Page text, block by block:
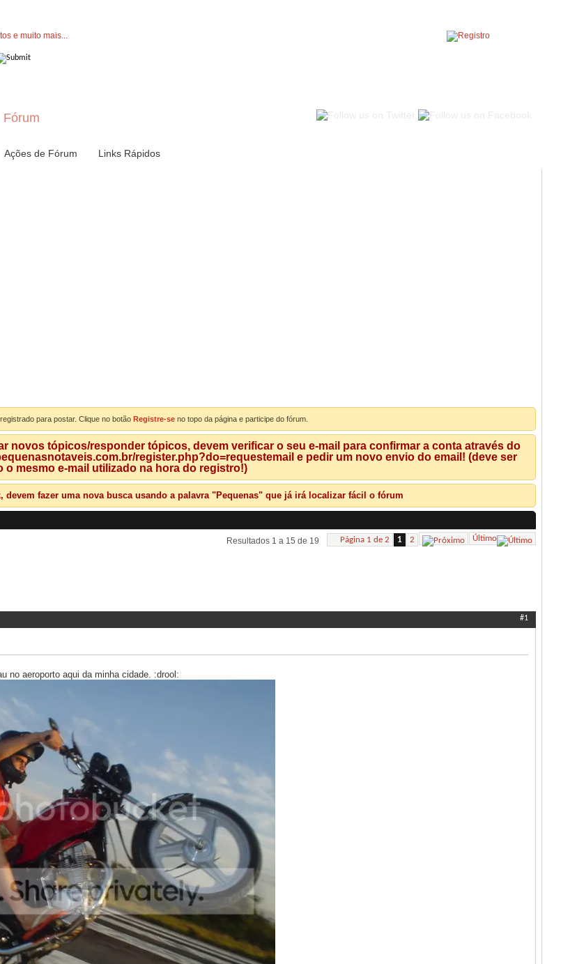
Fórum
Ações de Fórum Links Rápidos
para postar. Clique no botão Registre-se no topo da página e participe do fórum.
novos tópicos/responder tópicos, devem verificar o seu e-mail para confirmar a conta através do
register.php?do=requestemail e pedir um novo envio do email! (deve ser
o mesmo e-mail utilizado na hora do registro!)
, devem fazer uma nova busca usando a palavra "Pequenas" que já irá localizar fácil o fórum
Página 1 de 2 1 2 Último
Resultados 1 a 15 de 19
#1
no aeroporto aqui da minha cidade. :drool: